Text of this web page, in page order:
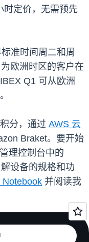
时定价，无需预先
准时间周二和周
欧洲时区的客户在
Q1 可从欧洲
分，通过 AWS 云
Braket。要开始
理控制台中的
解设备的规格和功
Notebook 并阅读我